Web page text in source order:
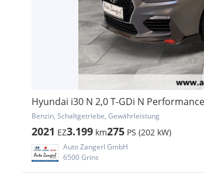
Hyundai i30 N 2,0 T-GDi N
Benzin, Schaltgetriebe, Gewährleistung
2021 EZ3.199 km275 PS (202 kW)
Auto Zangerl GmbH
6500 Grins